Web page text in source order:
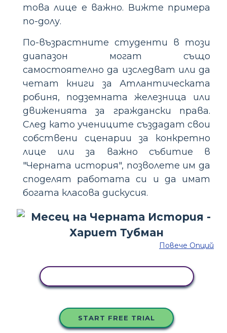
това лице е важно. Вижте примера
по-долу.
По-възрастните студенти в този
диапазон могат също
самостоятелно да изследват или да
четат книги за Атлантическата
робиня, подземната железница или
движенията за граждански права.
След като учениците създадат свои
собствени сценарии за конкретно
лице или за важно събитие в
"Черната история", позволете им да
споделят работата си и да имат
богата класова дискусия.
Повече Опций
START FREE TRIAL